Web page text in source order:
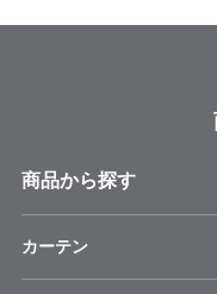
商品から探す
カーテン